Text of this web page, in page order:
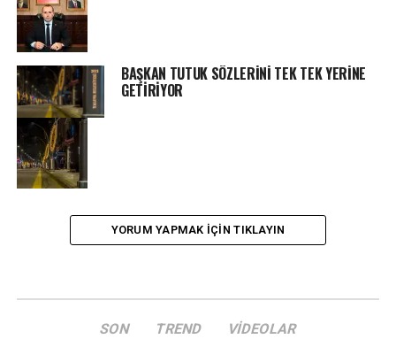
BAŞKAN TUTUK SÖZLERİNİ TEK TEK YERİNE
GETİRİYOR
YORUM YAPMAK IÇIN TIKLAYIN
SON TREND VIDEOLAR